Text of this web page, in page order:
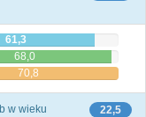
61,3
68,0
70,8
22,5
w wieku